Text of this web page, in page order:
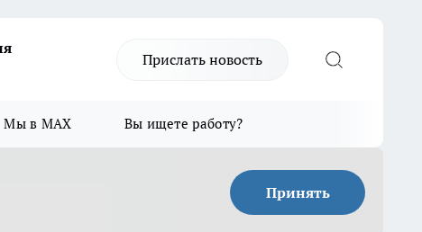
Прислать новость
Мы в MAX Вы ищете работу?
Принять